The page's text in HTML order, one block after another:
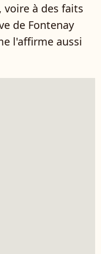
voire à des faits
de Fontenay
l'affirme aussi